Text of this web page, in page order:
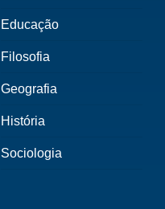
Educação
Filosofia
Geografia
História
Sociologia